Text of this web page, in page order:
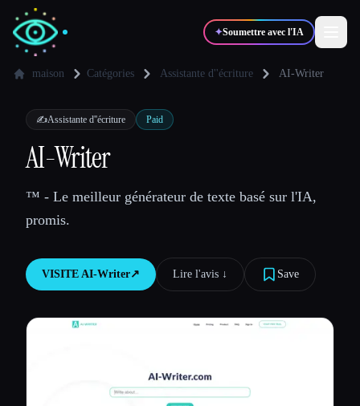
✦Soumettre avec l'IA
✍️Auteurs
💻
🎓Étudiants
Toutes les catégories
maison Catégories Assistante d''écriture AI-Writer
✍️Assistante d''écriture Paid
AI-Writer
™ - Le meilleur générateur de texte basé sur l'IA,
promis.
VISITE AI-Writer↗︎ Lire l'avis ↓︎ Save